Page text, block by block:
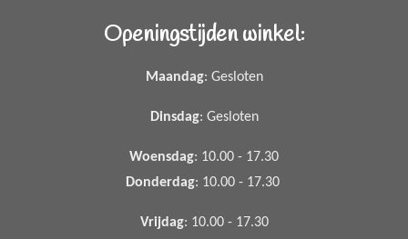
Openingstijden winkel:
Maandag: Gesloten
Dinsdag: Gesloten
Woensdag: 10.00 - 17.30
Donderdag: 10.00 - 17.30
Vrijdag: 10.00 - 17.30